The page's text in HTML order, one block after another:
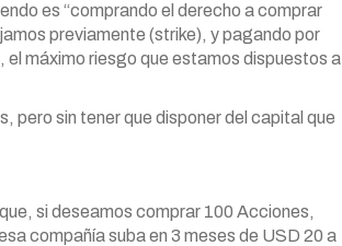
es “comprando el derecho a comprar
previamente (strike), y pagando por
el máximo riesgo que estamos dispuestos a
pero sin tener que disponer del capital que
si deseamos comprar 100 Acciones,
compañía suba en 3 meses de USD 20 a